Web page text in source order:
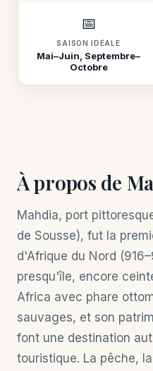
📅
SAISON IDÉALE
Mai–Juin, Septembre–
Octobre
À propos de
Mahdia, port
de Sousse), fut la
d'Afrique du Nord
presqu'île, encore
Africa avec phare
sauvages, et son
font une destination
touristique. La pêche,